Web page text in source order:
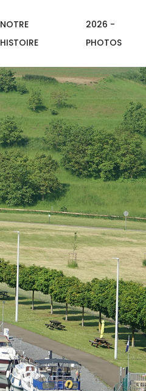
NOTRE
HISTOIRE
2026 -
PHOTOS